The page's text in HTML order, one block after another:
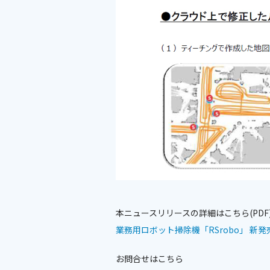
本ニュースリリースの詳細はこちら
業務用ロボット掃除機「RSrobo」 新発
お問合せはこちら